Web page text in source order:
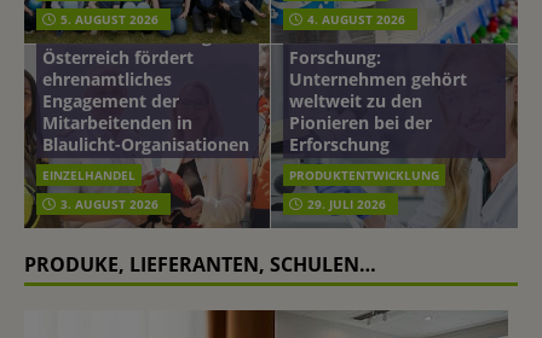
5. AUGUST 2026
4. AUGUST 2026
mehr vom leben tag: dm
Österreich fördert
ehrenamtliches
Engagement der
Mitarbeitenden in
Blaulicht-Organisationen
EINZELHANDEL
3. AUGUST 2026
Beiersdorf
Hautmikrobiom-
Forschung:
Unternehmen gehört
weltweit zu den
Pionieren bei der
Erforschung
PRODUKTENTWICKLUNG
29. JULI 2026
PRODUKE, LIEFERANTEN, SCHULEN…